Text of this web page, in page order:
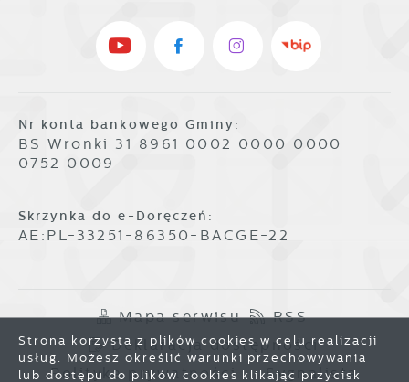
Nr konta bankowego Gminy:
BS Wronki 31 8961 0002 0000 0000
0752 0009
Skrzynka do e-Doręczeń:
AE:PL-33251-86350-BACGE-22
Mapa serwisu
RSS
Deklaracja dostępności
Polityka prywatności
Sygnalista
Strona korzysta z plików cookies w celu realizacji
usług. Możesz określić warunki przechowywania
lub dostępu do plików cookies klikając przycisk